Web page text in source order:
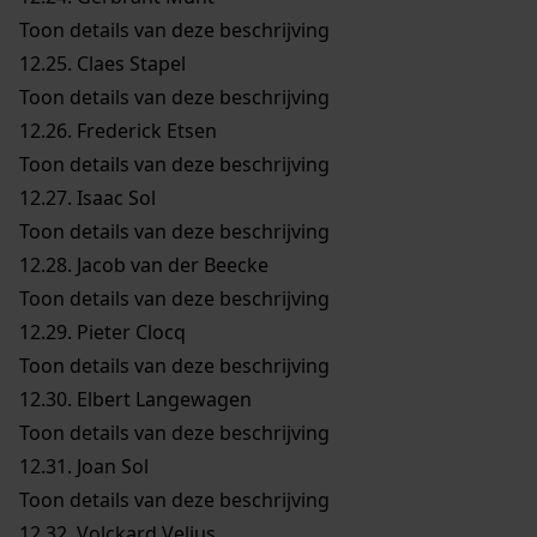
Toon details van deze beschrijving
12.25. Claes Stapel
Toon details van deze beschrijving
12.26. Frederick Etsen
Toon details van deze beschrijving
12.27. Isaac Sol
Toon details van deze beschrijving
12.28. Jacob van der Beecke
Toon details van deze beschrijving
12.29. Pieter Clocq
Toon details van deze beschrijving
12.30. Elbert Langewagen
Toon details van deze beschrijving
12.31. Joan Sol
Toon details van deze beschrijving